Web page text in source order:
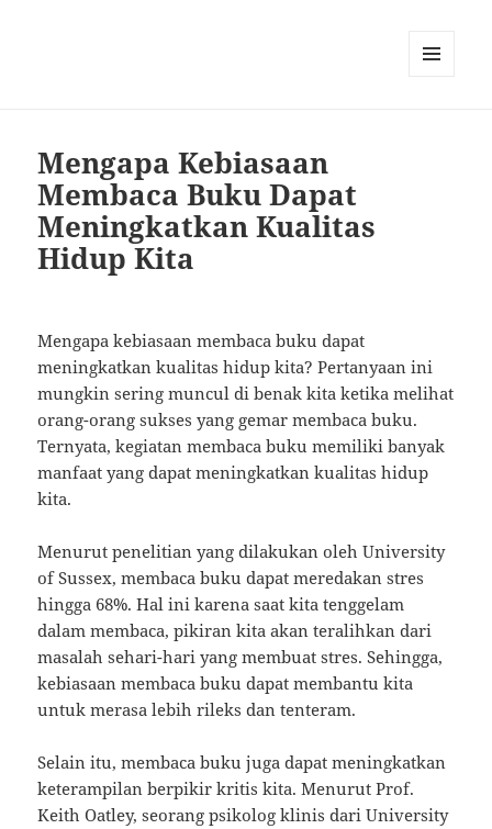
Mengapa Kebiasaan
Membaca Buku Dapat
Meningkatkan Kualitas
Hidup Kita
Mengapa kebiasaan membaca buku dapat
meningkatkan kualitas hidup kita? Pertanyaan ini
mungkin sering muncul di benak kita ketika melihat
orang-orang sukses yang gemar membaca buku.
Ternyata, kegiatan membaca buku memiliki banyak
manfaat yang dapat meningkatkan kualitas hidup
kita.
Menurut penelitian yang dilakukan oleh University
of Sussex, membaca buku dapat meredakan stres
hingga 68%. Hal ini karena saat kita tenggelam
dalam membaca, pikiran kita akan teralihkan dari
masalah sehari-hari yang membuat stres. Sehingga,
kebiasaan membaca buku dapat membantu kita
untuk merasa lebih rileks dan tenteram.
Selain itu, membaca buku juga dapat meningkatkan
keterampilan berpikir kritis kita. Menurut Prof.
Keith Oatley, seorang psikolog klinis dari University